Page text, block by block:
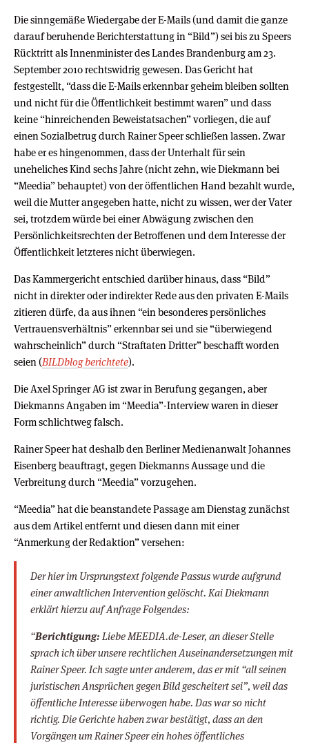
Die sinngemäße Wiedergabe der E-Mails (und damit die ganze
darauf beruhende Berichterstattung in “Bild”) sei bis zu Speers
Rücktritt als Innenminister des Landes Brandenburg am 23.
September 2010 rechtswidrig gewesen. Das Gericht hat
festgestellt, “dass die E-Mails erkennbar geheim bleiben sollten
und nicht für die Öffentlichkeit bestimmt waren” und dass
keine “hinreichenden Beweistatsachen” vorliegen, die auf
einen Sozialbetrug durch Rainer Speer schließen lassen. Zwar
habe er es hingenommen, dass der Unterhalt für sein
uneheliches Kind sechs Jahre (nicht zehn, wie Diekmann bei
“Meedia” behauptet) von der öffentlichen Hand bezahlt wurde,
weil die Mutter angegeben hatte, nicht zu wissen, wer der Vater
sei, trotzdem würde bei einer Abwägung zwischen den
Persönlichkeitsrechten der Betroffenen und dem Interesse der
Öffentlichkeit letzteres nicht überwiegen.
Das Kammergericht entschied darüber hinaus, dass “Bild”
nicht in direkter oder indirekter Rede aus den privaten E-Mails
zitieren dürfe, da aus ihnen “ein besonderes persönliches
Vertrauensverhältnis” erkennbar sei und sie “überwiegend
wahrscheinlich” durch “Straftaten Dritter” beschafft worden
seien (BILDblog berichtete).
Die Axel Springer AG ist zwar in Berufung gegangen, aber
Diekmanns Angaben im “Meedia”-Interview waren in dieser
Form schlichtweg falsch.
Rainer Speer hat deshalb den Berliner Medienanwalt Johannes
Eisenberg beauftragt, gegen Diekmanns Aussage und die
Verbreitung durch “Meedia” vorzugehen.
“Meedia” hat die beanstandete Passage am Dienstag zunächst
aus dem Artikel entfernt und diesen dann mit einer
“Anmerkung der Redaktion” versehen:
Der hier im Ursprungstext folgende Passus wurde aufgrund
einer anwaltlichen Intervention gelöscht. Kai Diekmann
erklärt hierzu auf Anfrage Folgendes:
“Berichtigung: Liebe MEEDIA.de-Leser, an dieser Stelle
sprach ich über unsere rechtlichen Auseinandersetzungen mit
Rainer Speer. Ich sagte unter anderem, das er mit “all seinen
juristischen Ansprüchen gegen Bild gescheitert sei”, weil das
öffentliche Interesse überwogen habe. Das war so nicht
richtig. Die Gerichte haben zwar bestätigt, dass an den
Vorgängen um Rainer Speer ein hohes öffentliches